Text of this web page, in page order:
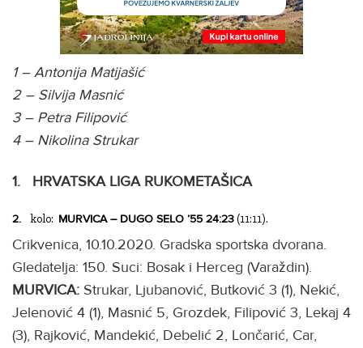
1 – Antonija Matijašić
2 – Silvija Masnić
3 – Petra Filipović
4 – Nikolina Strukar
1. HRVATSKA LIGA RUKOMETAŠICA
2.kolo: MURVICA – DUGO SELO ’55 24:23 (11:11).
Crikvenica, 10.10.2020. Gradska sportska dvorana.
Gledatelja: 150. Suci: Bosak i Herceg (Varaždin).
MURVICA: Strukar, Ljubanović, Butković 3 (1), Nekić,
Jelenović 4 (1), Masnić 5, Grozdek, Filipović 3, Lekaj 4
(3), Rajković, Mandekić, Debelić 2, Lončarić, Car,